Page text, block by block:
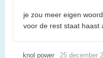
je zou meer eigen
voor de rest staat haast
knol power 25 december